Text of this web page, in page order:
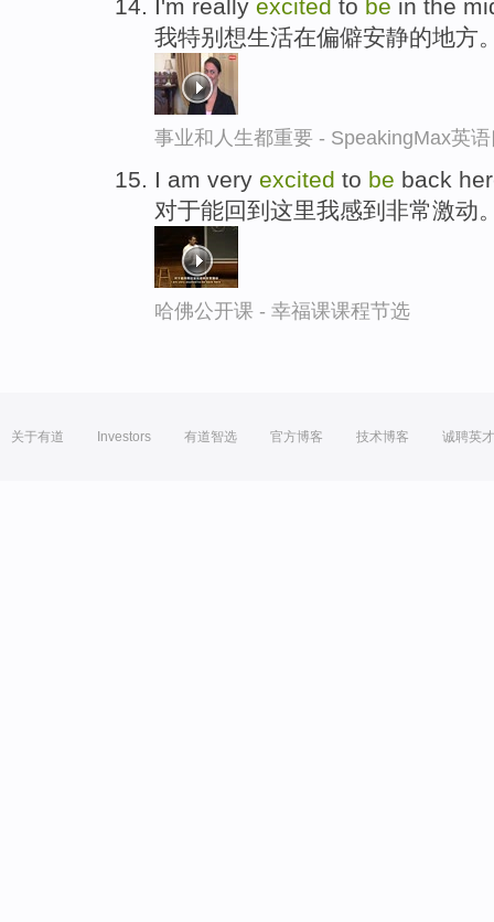
I'm really excited to be in the
我特别想生活在偏僻安静的地方
事业和人生都重要 - SpeakingMax英
I am very excited to be back
对于能回到这里我感到非常激动
哈佛公开课 - 幸福课课程节选
关于有道 Investors 有道智选 官方博客 技术博客 诚聘英才